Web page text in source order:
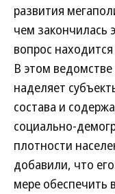
развития
чем закончилась
вопрос
В этом
наделяет
состава и
социально-
плотности
добавили, что
мере обеспечить